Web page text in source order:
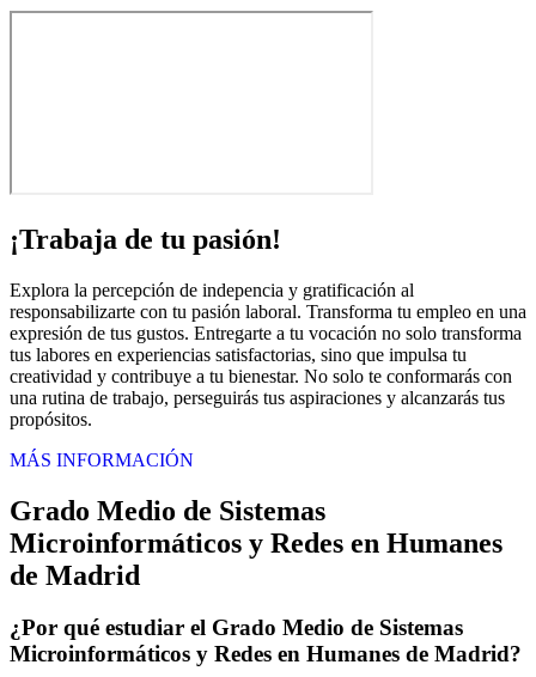
¡Trabaja de tu pasión!
Explora la percepción de indepencia y gratificación al
responsabilizarte con tu pasión laboral. Transforma tu empleo en una
expresión de tus gustos. Entregarte a tu vocación no solo transforma
tus labores en experiencias satisfactorias, sino que impulsa tu
creatividad y contribuye a tu bienestar. No solo te conformarás con
una rutina de trabajo, perseguirás tus aspiraciones y alcanzarás tus
propósitos.
MÁS INFORMACIÓN
Grado Medio de Sistemas
Microinformáticos y Redes en Humanes
de Madrid
¿Por qué estudiar el Grado Medio de Sistemas
Microinformáticos y Redes en Humanes de Madrid?